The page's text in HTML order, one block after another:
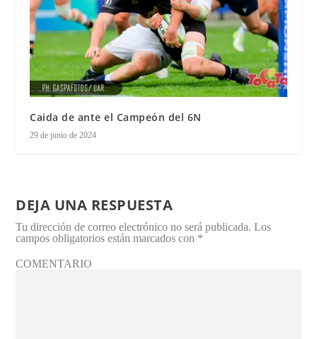
Caida de ante el Campeón del 6N
29 de junio de 2024
DEJA UNA RESPUESTA
Tu dirección de correo electrónico no será publicada. Los
campos obligatorios están marcados con *
COMENTARIO